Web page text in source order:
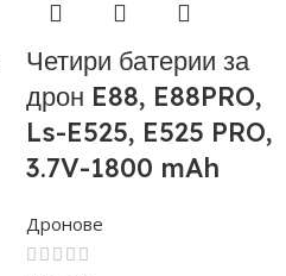
Четири батерии за
дрон E88, E88PRO,
Ls-E525, E525 PRO,
3.7V-1800 mAh
Дронове